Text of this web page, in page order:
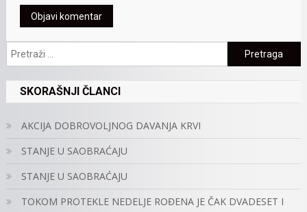
Pretraga:
SKORAŠNJI ČLANCI
AKCIJA DOBROVOLJNOG DAVANJA KRVI
STANJE U SAOBRAĆAJU
STANJE U SAOBRAĆAJU
TOKOM PROTEKLE NEDELJE ROĐENA JE ČAK DVADESET I